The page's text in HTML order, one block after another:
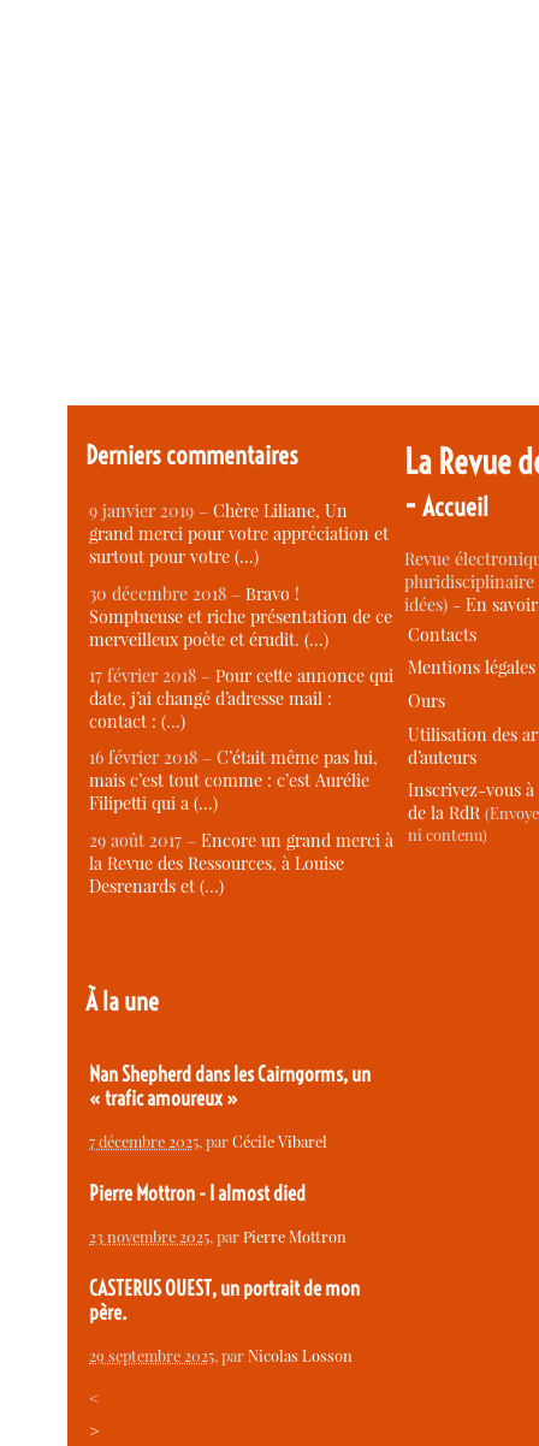
Derniers commentaires
9 janvier 2019 –Chère Liliane, Un
grand merci pour votre appréciation et
surtout pour votre (…)
30 décembre 2018 –Bravo !
Somptueuse et riche présentation de ce
merveilleux poète et érudit. (…)
17 février 2018 –Pour cette annonce qui
date, j’ai changé d’adresse mail :
contact : (…)
16 février 2018 –C’était même pas lui,
mais c’est tout comme : c’est Aurélie
Filipetti qui a (…)
29 août 2017 –Encore un grand merci à
la Revue des Ressources, à Louise
Desrenards et (…)
À la une
Nan Shepherd dans les Cairngorms, un
« trafic amoureux »
7 décembre 2025, parCécile Vibarel
Pierre Mottron - I almost died
23 novembre 2025, parPierre Mottron
CASTERUS OUEST, un portrait de mon
père.
29 septembre 2025, parNicolas Losson
<
>
La Revue
-Accueil
Revue
idées) -En
Contacts
Mentions légales
Ours
Utilisation des
d’auteurs
Inscrivez-vous
de la RdR
ni contenu)